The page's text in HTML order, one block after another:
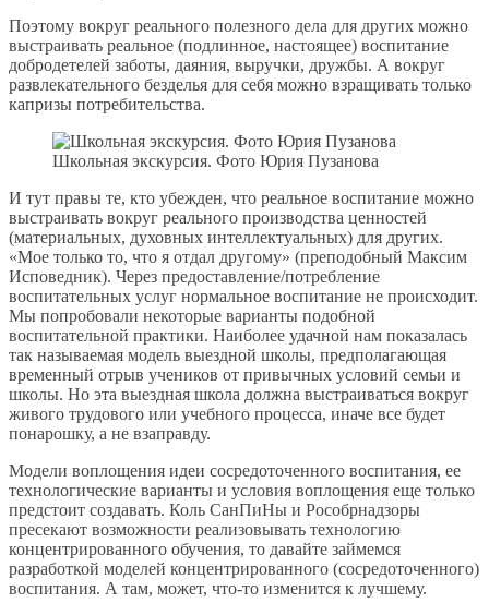
Поэтому вокруг реального полезного дела для других можно
выстраивать реальное (подлинное, настоящее) воспитание
добродетелей заботы, даяния, выручки, дружбы. А вокруг
развлекательного безделья для себя можно взращивать только
капризы потребительства.
Школьная экскурсия. Фото Юрия Пузанова
И тут правы те, кто убежден, что реальное воспитание можно
выстраивать вокруг реального производства ценностей
(материальных, духовных интеллектуальных) для других.
«Мое только то, что я отдал другому» (преподобный Максим
Исповедник). Через предоставление/потребление
воспитательных услуг нормальное воспитание не происходит.
Мы попробовали некоторые варианты подобной
воспитательной практики. Наиболее удачной нам показалась
так называемая модель выездной школы, предполагающая
временный отрыв учеников от привычных условий семьи и
школы. Но эта выездная школа должна выстраиваться вокруг
живого трудового или учебного процесса, иначе все будет
понарошку, а не взаправду.
Модели воплощения идеи сосредоточенного воспитания, ее
технологические варианты и условия воплощения еще только
предстоит создавать. Коль СанПиНы и Рособрнадзоры
пресекают возможности реализовывать технологию
концентрированного обучения, то давайте займемся
разработкой моделей концентрированного (сосредоточенного)
воспитания. А там, может, что-то изменится к лучшему.